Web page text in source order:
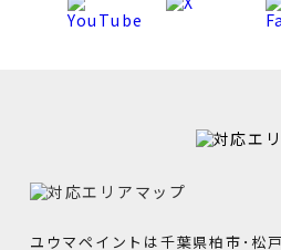
ユウマペイントは千葉県柏市･松